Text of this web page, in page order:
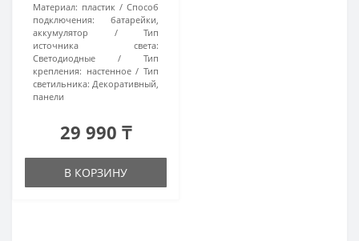
Материал: пластик
Способ
подключения:
батарейки,
аккумулятор
Тип
источника света:
Светодиодные
Тип
крепления: настенное
Тип
светильника: Декоративный,
панели
29 990 ₸
В КОРЗИНУ